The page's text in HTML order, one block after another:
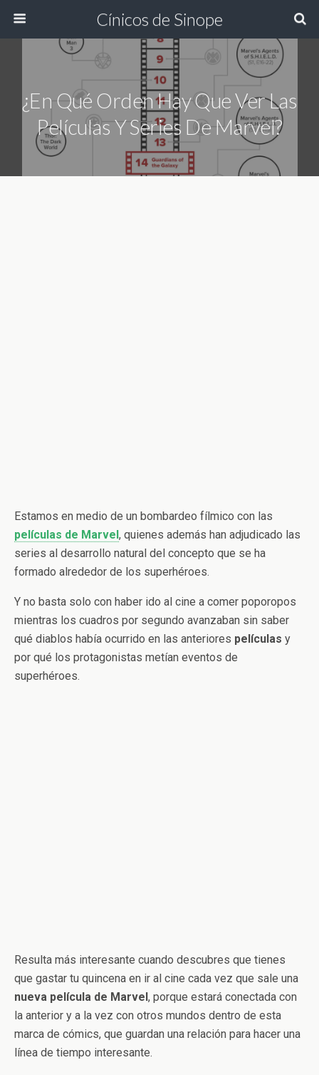
Cínicos de Sinope
¿En Qué Orden Hay Que Ver Las
Películas Y Series De Marvel?
Estamos en medio de un bombardeo fílmico con las
películas de Marvel, quienes además han adjudicado las
series al desarrollo natural del concepto que se ha
formado alrededor de los superhéroes.
Y no basta solo con haber ido al cine a comer poporopos
mientras los cuadros por segundo avanzaban sin saber
qué diablos había ocurrido en las anteriores películas y
por qué los protagonistas metían eventos de
superhéroes.
Resulta más interesante cuando descubres que tienes
que gastar tu quincena en ir al cine cada vez que sale una
nueva película de Marvel, porque estará conectada con
la anterior y a la vez con otros mundos dentro de esta
marca de cómics, que guardan una relación para hacer una
línea de tiempo interesante.